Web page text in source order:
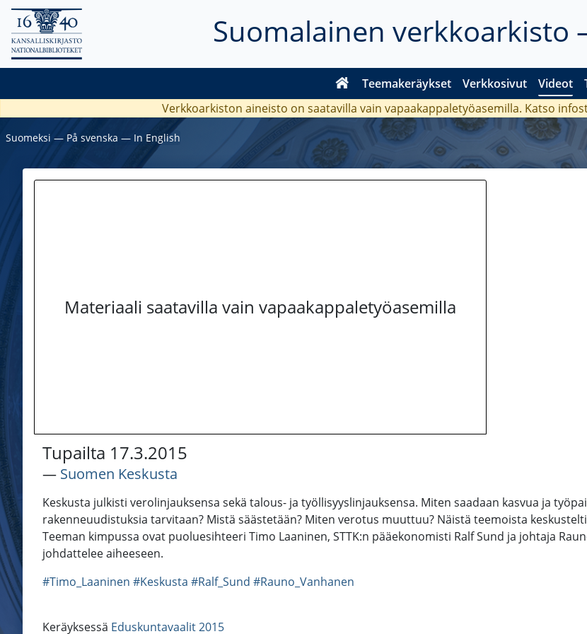
Suomalainen verkkoarkisto
Teemakeräykset Verkkosivut Videot
Verkkoarkiston aineisto on saatavilla vain vapaakappaletyöasemilla. Katso
Suomeksi ― På svenska ― In English
Materiaali saatavilla vain vapaakappaletyöasemilla
Tupailta 17.3.2015
― Suomen Keskusta
Keskusta julkisti verolinjauksensa sekä talous- ja työllisyyslinjauksensa. Miten saadaan kasvua ja
rakenneuudistuksia tarvitaan? Mistä säästetään? Miten verotus muuttuu? Näistä teemoista
Teeman kimpussa ovat puoluesihteeri Timo Laaninen, STTK:n pääekonomisti Ralf Sund ja johtaja
johdattelee aiheeseen.
#Timo_Laaninen #Keskusta #Ralf_Sund #Rauno_Vanhanen
Keräyksessä Eduskuntavaalit 2015